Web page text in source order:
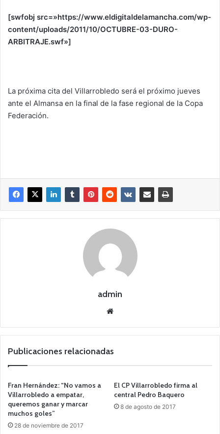
[swfobj src=»https://www.eldigitaldelamancha.com/wp-
content/uploads/2011/10/OCTUBRE-03-DURO-
ARBITRAJE.swf»]
La próxima cita del Villarrobledo será el próximo jueves
ante el Almansa en la final de la fase regional de la Copa
Federación.
admin
we
Publicaciones relacionadas
Fran Hernández: “No vamos a
Villarrobledo a empatar,
queremos ganar y marcar
muchos goles”
28 de noviembre de 2017
El CP Villarrobledo firma al
central Pedro Baquero
8 de agosto de 2017